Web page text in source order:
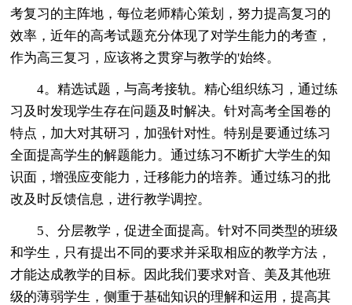
考复习的主阵地，每位老师精心策划，努力提高复习的
效率，近年的高考试题充分体现了对学生能力的考查，
作为高三复习，应该将之贯穿与教学的'始终。
4。精选试题，与高考接轨。精心组织练习，通过练
习及时发现学生存在问题及时解决。针对高考全国卷的
特点，加大对其研习，加强针对性。特别是要通过练习
全面提高学生的解题能力。通过练习不断扩大学生的知
识面，增强应变能力，迁移能力的培养。通过练习的批
改及时反馈信息，进行教学调控。
5、分层教学，促进全面提高。针对不同类型的班级
和学生，只有提出不同的要求并采取相应的教学方法，
才能达成教学的目标。因此我们要求对音、美及其他班
级的薄弱学生，侧重于基础知识的理解和运用，提高其